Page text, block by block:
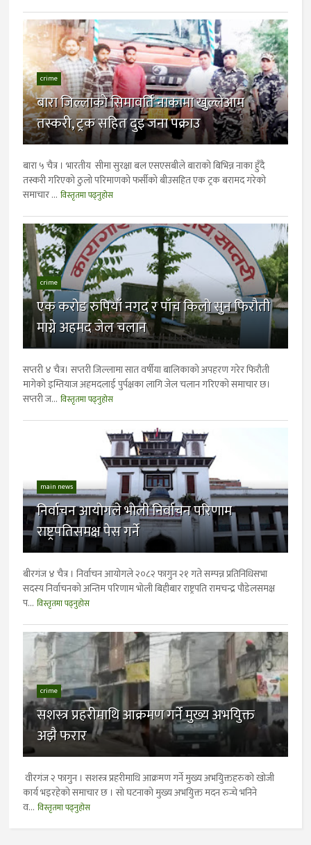
crime
बारा जिल्लाकाे सिमावर्ति नाकामा खुल्लेआम
तस्करी, ट्रक सहित दुइ जना पक्राउ
बारा ५ चैत्र । भारतीय सीमा सुरक्षा बल एसएसबीले बाराको बिभिन्न नाका हुँदै
तस्करी गरिएको ठुलो परिमाणको फर्सीको बीउसहित एक ट्रक बरामद गरेको
समाचार ... विस्तृतमा पढ्नुहोस
crime
एक करोड रुपियाँ नगद र पाँच किलो सुन फिरौती
माग्ने अहमद जेल चलान
सप्तरी ४ चैत्र। सप्तरी जिल्लामा सात वर्षीया बालिकाको अपहरण गरेर फिरौती
मागेको इम्तियाज अहमदलाई पुर्पक्षका लागि जेल चलान गरिएकाे समाचार छ।
सप्तरी ज... विस्तृतमा पढ्नुहोस
main news
निर्वाचन आयोगले भाेली निर्वाचन परिणाम
राष्ट्रपतिसमक्ष पेस गर्ने
बीरगंज ४ चैत्र । निर्वाचन आयोगले २०८२ फागुन २१ गते सम्पन्न प्रतिनिधिसभा
सदस्य निर्वाचनको अन्तिम परिणाम भाेली बिहीबार राष्ट्रपति रामचन्द्र पौडेलसमक्ष
प... विस्तृतमा पढ्नुहोस
crime
सशस्त्र प्रहरीमाथि आक्रमण गर्ने मुख्य अभयिुक्त
अझै फरार
वीरगंज २ फागुन । सशस्त्र प्रहरीमाथि आक्रमण गर्ने मुख्य अभयिुक्तहरुको खोजी
कार्य भइरहेको समाचार छ । साे घटनाकाे मुख्य अभयिुक्त मदन रुन्चे भनिने
व... विस्तृतमा पढ्नुहोस